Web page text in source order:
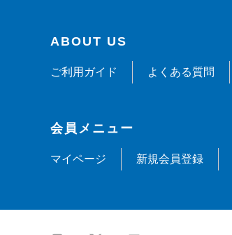
ABOUT US
ご利用ガイド よくある質問
会員メニュー
マイページ 新規会員登録